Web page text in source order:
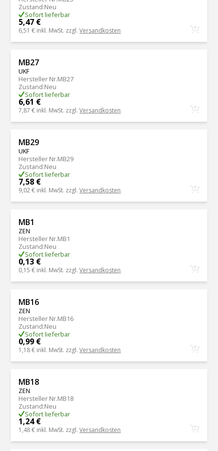
Zustand:Neu
Sofort lieferbar
5,47 €
6,51 € inkl. MwSt. zzgl.Versandkosten
MB27
UKF
Hersteller Nr.MB27
Zustand:Neu
Sofort lieferbar
6,61 €
7,87 € inkl. MwSt. zzgl.Versandkosten
MB29
UKF
Hersteller Nr.MB29
Zustand:Neu
Sofort lieferbar
7,58 €
9,02 € inkl. MwSt. zzgl.Versandkosten
MB1
ZEN
Hersteller Nr.MB1
Zustand:Neu
Sofort lieferbar
0,13 €
0,15 € inkl. MwSt. zzgl.Versandkosten
MB16
ZEN
Hersteller Nr.MB16
Zustand:Neu
Sofort lieferbar
0,99 €
1,18 € inkl. MwSt. zzgl.Versandkosten
MB18
ZEN
Hersteller Nr.MB18
Zustand:Neu
Sofort lieferbar
1,24 €
1,48 € inkl. MwSt. zzgl.Versandkosten